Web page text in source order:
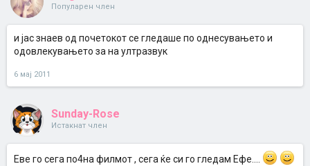
Популарен член
и јас знаев од почетокот се гледаше по однесувањето и
одовлекувањето за на ултразвук
6 мај 2011
Sunday-Rose
Истакнат член
Еве го сега по4на филмот , сега ќе си го гледам Ефе....